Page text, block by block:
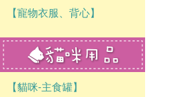
【寵物衣服、背心】
【貓咪-主食罐】